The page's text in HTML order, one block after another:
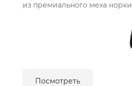
из премиального меха норки
Посмотреть